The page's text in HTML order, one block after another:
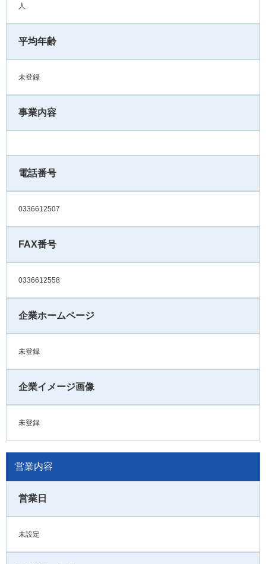
人
平均年齢
未登録
事業内容
電話番号
0336612507
FAX番号
0336612558
企業ホームページ
未登録
企業イメージ画像
未登録
営業内容
営業日
未設定